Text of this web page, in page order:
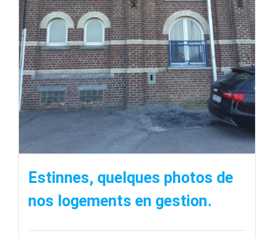
Estinnes, quelques photos de
nos logements en gestion.